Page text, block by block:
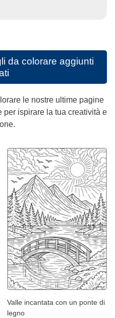
da colorare aggiunti
le nostre ultime pagine
per ispirare la tua creatività e
Valle incantata con un ponte di
legno